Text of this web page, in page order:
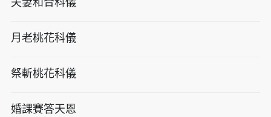
月老桃花科儀
祭斬桃花科儀
婚課賽答天恩